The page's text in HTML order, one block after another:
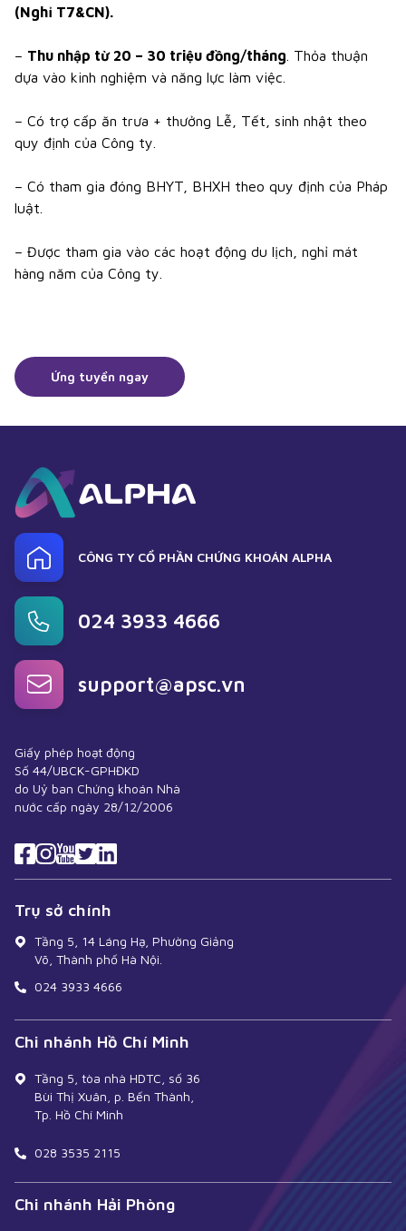
(Nghỉ T7&CN).
– Thu nhập từ 20 – 30 triệu đồng/tháng . Thỏa thuận
dựa vào kinh nghiệm và năng lực làm việc.
– Có trợ cấp ăn trưa + thưởng Lễ, Tết, sinh nhật theo
quy định của Công ty.
– Có tham gia đóng BHYT, BHXH theo quy định của Pháp
luật.
– Được tham gia vào các hoạt động du lịch, nghỉ mát
hàng năm của Công ty.
Ứng tuyển ngay
CÔNG TY CỔ PHẦN CHỨNG KHOÁN ALPHA
024 3933 4666
support@apsc.vn
Giấy phép hoạt động
Số 44/UBCK-GPHĐKD
do Uỷ ban Chứng khoán Nhà
nước cấp ngày 28/12/2006
Trụ sở chính
Tầng 5, 14 Láng Hạ, Phường Giảng
Võ, Thành phố Hà Nội.
024 3933 4666
Chi nhánh Hồ Chí Minh
Tầng 5, tòa nhà HDTC, số 36
Bùi Thị Xuân, p. Bến Thành,
Tp. Hồ Chí Minh
028 3535 2115
Chi nhánh Hải Phòng